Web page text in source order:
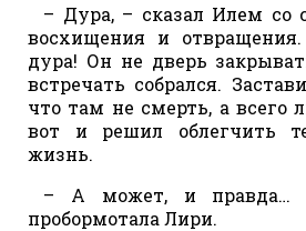
– Дура, – сказал Илем со
восхищения и
дура! Он не дверь
встречать собрался.
что там не смерть, а всего
вот и решил облегчить
жизнь.
– А может, и правда…
пробормотала Лири.